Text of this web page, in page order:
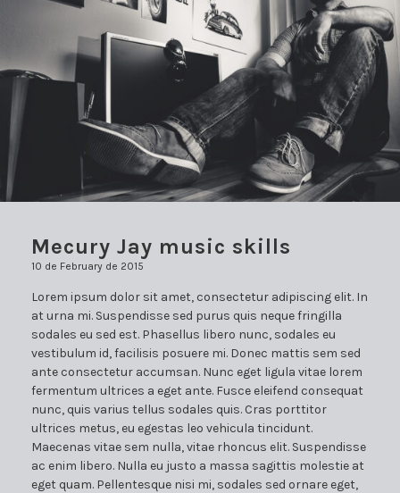
Mecury Jay music skills
10 de February de 2015
Lorem ipsum dolor sit amet, consectetur adipiscing elit. In
at urna mi. Suspendisse sed purus quis neque fringilla
sodales eu sed est. Phasellus libero nunc, sodales eu
vestibulum id, facilisis posuere mi. Donec mattis sem sed
ante consectetur accumsan. Nunc eget ligula vitae lorem
fermentum ultrices a eget ante. Fusce eleifend consequat
nunc, quis varius tellus sodales quis. Cras porttitor
ultrices metus, eu egestas leo vehicula tincidunt.
Maecenas vitae sem nulla, vitae rhoncus elit. Suspendisse
ac enim libero. Nulla eu justo a massa sagittis molestie at
eget quam. Pellentesque nisi mi, sodales sed ornare eget,